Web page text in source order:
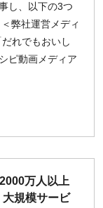
し、以下の3つ
弊社運営メディ
れでもおいし
ピ動画メディア
万人以上
規模サービ